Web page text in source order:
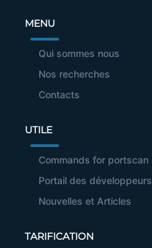
MENU
Qui sommes nous
Nos recherches
Contacts
UTILE
Commands for portscan
Portail des développeurs
Nouvelles et Articles
TARIFICATION